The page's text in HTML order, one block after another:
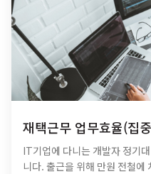
재택근무 업무효율(집
IT기업에 다니는 개발자 정기
니다. 출근을 위해 만원 전철에